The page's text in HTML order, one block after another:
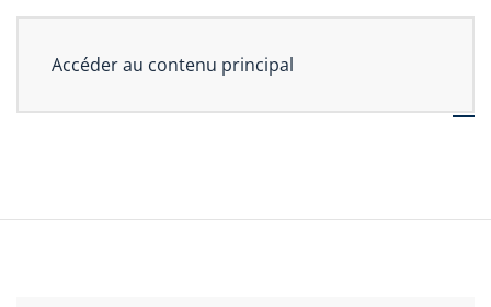
Accéder au contenu principal